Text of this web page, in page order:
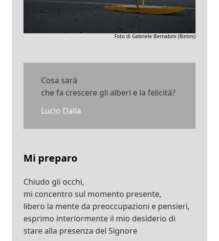
Foto di Gabriele Bernabini (Rimini)
Cosa sarà
che fa crescere gli alberi e la felicità?
Lucio Dalla
Mi preparo
Chiudo gli occhi,
mi concentro sul momento presente,
libero la mente da preoccupazioni e pensieri,
esprimo interiormente il mio desiderio di
stare alla presenza del Signore